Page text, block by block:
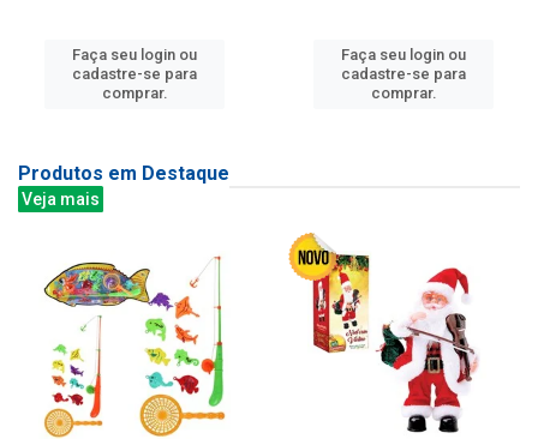
Faça seu login ou
cadastre-se para
comprar.
Faça seu login ou
cadastre-se para
comprar.
Produtos em Destaque
Veja mais